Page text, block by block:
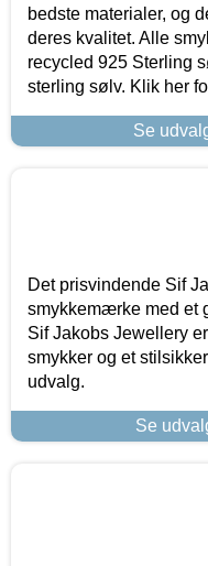
bedste materialer, og
deres kvalitet. Alle
recycled 925 Sterling
sterling sølv. Klik her
Se
Det prisvindende Sif
smykkemærke med et
Sif Jakobs Jewellery
smykker og et
udvalg.
Se